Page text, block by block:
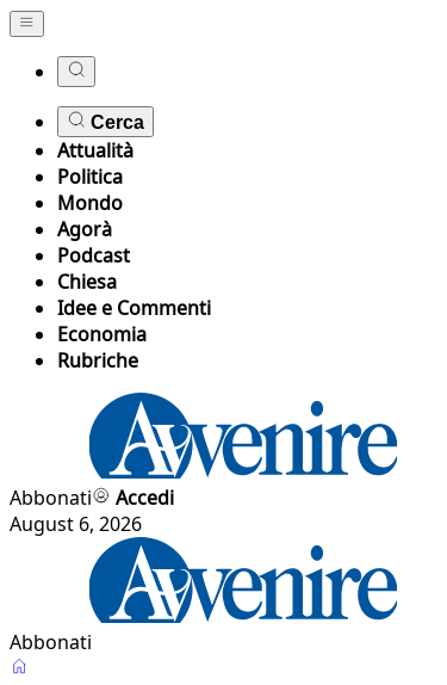
Cerca
Attualità
Politica
Mondo
Agorà
Podcast
Chiesa
Idee e Commenti
Economia
Rubriche
Abbonati
Accedi
August 6, 2026
Abbonati